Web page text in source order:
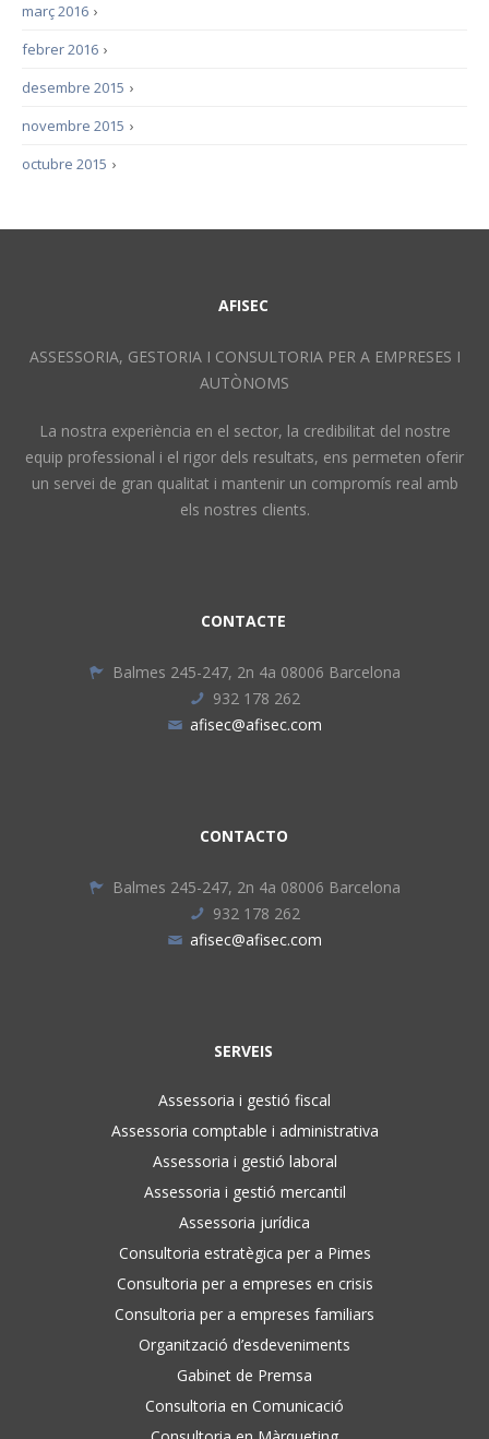
›
març 2016
›
febrer 2016
›
desembre 2015
›
novembre 2015
›
octubre 2015
AFISEC
ASSESSORIA, GESTORIA I CONSULTORIA PER A EMPRESES I
AUTÒNOMS
La nostra experiència en el sector, la credibilitat del nostre
equip professional i el rigor dels resultats, ens permeten oferir
un servei de gran qualitat i mantenir un compromís real amb
els nostres clients.
CONTACTE
Balmes 245-247, 2n 4a 08006 Barcelona
932 178 262
afisec@afisec.com
CONTACTO
Balmes 245-247, 2n 4a 08006 Barcelona
932 178 262
afisec@afisec.com
SERVEIS
Assessoria i gestió fiscal
Assessoria comptable i administrativa
Assessoria i gestió laboral
Assessoria i gestió mercantil
Assessoria jurídica
Consultoria estratègica per a Pimes
Consultoria per a empreses en crisis
Consultoria per a empreses familiars
Organització d’esdeveniments
Gabinet de Premsa
Consultoria en Comunicació